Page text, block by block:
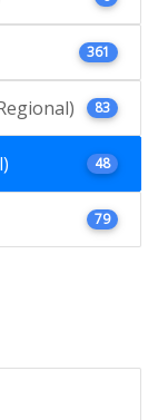
361
83
48
79